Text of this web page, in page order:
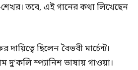
শেখর। তবে, এই গানের কথা লিখেছেন
ছিলেন বৈভবী মার্চেন্ট।
দু’কলি স্প্যানিশ ভাষায় গাওয়া।